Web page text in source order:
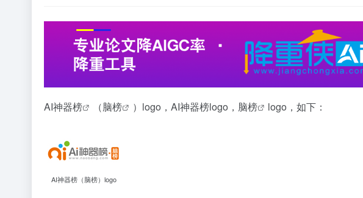
AI神器榜 （脑榜 ）logo，AI神器榜logo， 脑榜 logo，如下：
AI神器榜（脑榜）logo